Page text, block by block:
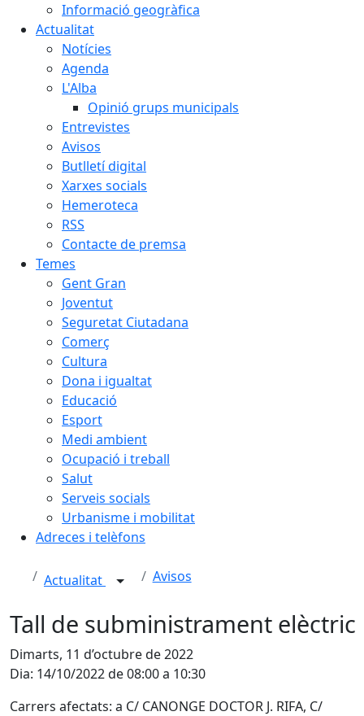
Informació geogràfica
Actualitat
Notícies
Agenda
L'Alba
Opinió grups municipals
Entrevistes
Avisos
Butlletí digital
Xarxes socials
Hemeroteca
RSS
Contacte de premsa
Temes
Gent Gran
Joventut
Seguretat Ciutadana
Comerç
Cultura
Dona i igualtat
Educació
Esport
Medi ambient
Ocupació i treball
Salut
Serveis socials
Urbanisme i mobilitat
Adreces i telèfons
Actualitat Avisos
Tall de subministrament elèctric
Dimarts, 11 d’octubre de 2022
Dia: 14/10/2022 de 08:00 a 10:30
Carrers afectats: a C/ CANONGE DOCTOR J. RIFA, C/